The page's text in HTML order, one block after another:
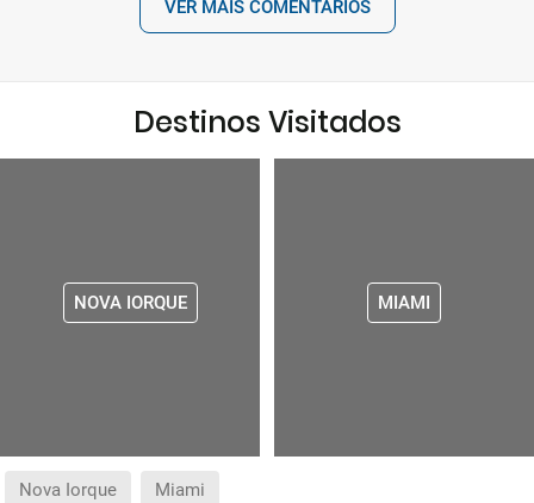
VER MAIS COMENTÁRIOS
Destinos Visitados
NOVA IORQUE MIAMI
Nova Iorque Miami